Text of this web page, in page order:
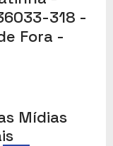
318 -
Fora -
Mídias